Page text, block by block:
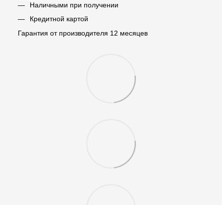
Наличными при получении
Кредитной картой
Гарантия от производителя 12 месяцев